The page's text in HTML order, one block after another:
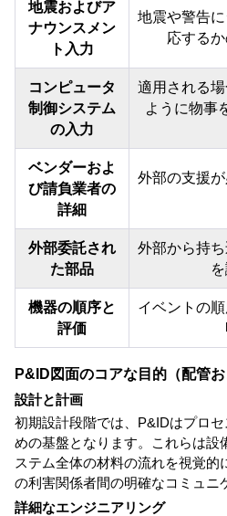
地震およびア
ナウンスメン
ト入力
地震や警告
応するか
コンピュータ
制御システム
の入力
適用される
ように物事
ベンダーおよ
び請負業者の
詳細
外部の支援
外部委託され
た部品
外部から持
機器の順序と
評価
イベントの
P&ID図面のコアな目的（配管お
設計と計画
初期設計段階では、P&IDはプロ
めの基盤となります。これらは設
ステム全体の材料の流れを視覚的
の利害関係者間の明確なコミュニ
詳細なエンジニアリング